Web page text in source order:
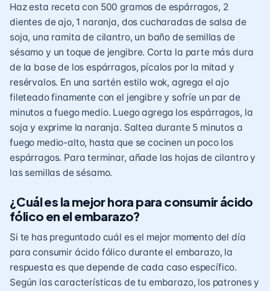
Haz esta receta con 500 gramos de espárragos, 2
dientes de ajo, 1 naranja, dos cucharadas de salsa de
soja, una ramita de cilantro, un baño de semillas de
sésamo y un toque de jengibre. Corta la parte más dura
de la base de los espárragos, pícalos por la mitad y
resérvalos. En una sartén estilo wok, agrega el ajo
fileteado finamente con el jengibre y sofríe un par de
minutos a fuego medio. Luego agrega los espárragos, la
soja y exprime la naranja. Saltea durante 5 minutos a
fuego medio-alto, hasta que se cocinen un poco los
espárragos. Para terminar, añade las hojas de cilantro y
las semillas de sésamo.
¿Cuál es la mejor hora para consumir ácido
fólico en el embarazo?
Si te has preguntado cuál es el mejor momento del día
para consumir ácido fólico durante el embarazo, la
respuesta es que depende de cada caso específico.
Según las características de tu embarazo, los patrones y